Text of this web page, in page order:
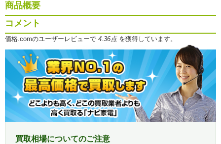
商品概要
コメント
価格.comのユーザーレビューで 4.36点を獲得しています。
買取相場についてのご注意